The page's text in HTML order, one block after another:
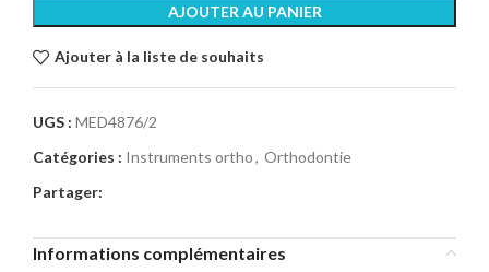
AJOUTER AU PANIER
Ajouter à la liste de souhaits
UGS : MED4876/2
Catégories : Instruments ortho, Orthodontie
Partager:
Informations complémentaires